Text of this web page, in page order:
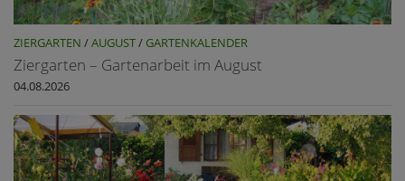
ZIERGARTEN /AUGUST/ GARTENKALENDER
Ziergarten – Gartenarbeit im August
04.08.2026